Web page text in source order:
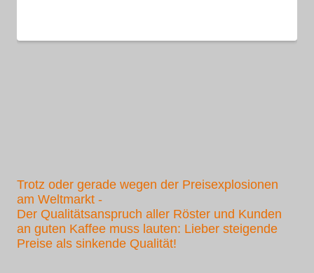
Trotz oder gerade wegen der Preisexplosionen
am Weltmarkt -
Der Qualitätsanspruch aller Röster und Kunden
an guten Kaffee muss lauten: Lieber steigende
Preise als sinkende Qualität!